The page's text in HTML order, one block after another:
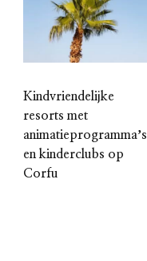
Kindvriendelijke
resorts met
animatieprogrammaʼs
en kinderclubs op
Corfu